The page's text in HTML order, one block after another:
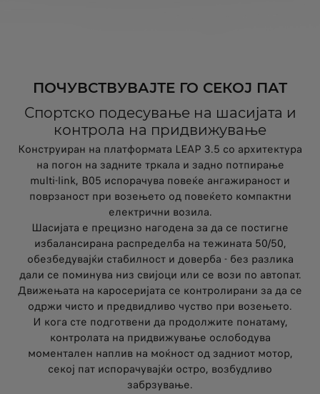
ПОЧУВСТВУВАЈТЕ ГО СЕКОЈ ПАТ
Спортско подесување на шасијата и
контрола на придвижување
Конструиран на платформата LEAP 3.5 со архитектура
на погон на задните тркала и задно потпирање
multi‑link, B05 испорачува повеќе ангажираност и
поврзаност при возењето од повеќето компактни
електрични возила.
Шасијата е прецизно нагодена за да се постигне
избалансирана распределба на тежината 50/50,
обезбедувајќи стабилност и доверба - без разлика
дали се поминува низ свијоци или се вози по автопат.
Движењата на каросеријата се контролирани за да се
одржи чисто и предвидливо чуство при возењето.
И кога сте подготвени да продолжите понатаму,
контролата на придвижување ослободува
моментален наплив на моќност од задниот мотор,
секој пат испорачувајќи остро, возбудливо
забрзување.